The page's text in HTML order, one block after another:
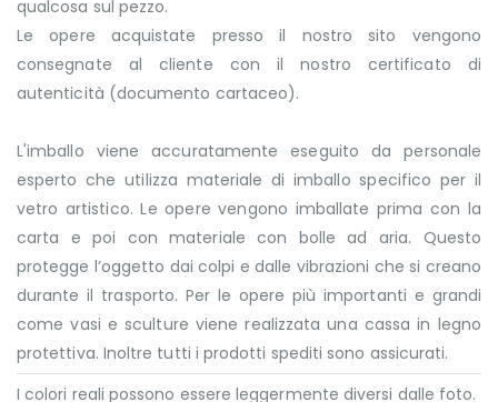
qualcosa sul pezzo.
Le opere acquistate presso il nostro sito vengono
consegnate al cliente con il nostro certificato di
autenticità (documento cartaceo).
L'imballo viene accuratamente eseguito da personale
esperto che utilizza materiale di imballo specifico per il
vetro artistico. Le opere vengono imballate prima con la
carta e poi con materiale con bolle ad aria. Questo
protegge l’oggetto dai colpi e dalle vibrazioni che si creano
durante il trasporto. Per le opere più importanti e grandi
come vasi e sculture viene realizzata una cassa in legno
protettiva. Inoltre tutti i prodotti spediti sono assicurati.
I colori reali possono essere leggermente diversi dalle foto.